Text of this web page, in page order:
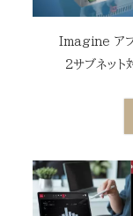
Imagine アプ
2サブネット